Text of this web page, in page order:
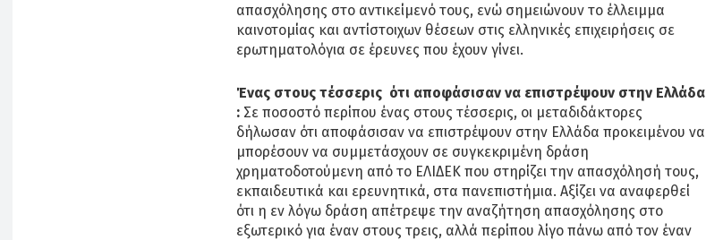
απασχόλησης στο αντικείμενό τους, ενώ σημειώνουν το έλλειμμα
καινοτομίας και αντίστοιχων θέσεων στις ελληνικές επιχειρήσεις σε
ερωτηματολόγια σε έρευνες που έχουν γίνει.
Ένας στους τέσσερις ότι αποφάσισαν να επιστρέψουν στην Ελλάδα
: Σε ποσοστό περίπου ένας στους τέσσερις, οι μεταδιδάκτορες
δήλωσαν ότι αποφάσισαν να επιστρέψουν στην Ελλάδα προκειμένου να
μπορέσουν να συμμετάσχουν σε συγκεκριμένη δράση
χρηματοδοτούμενη από το ΕΛΙΔΕΚ που στηρίζει την απασχόλησή τους,
εκπαιδευτικά και ερευνητικά, στα πανεπιστήμια. Αξίζει να αναφερθεί
ότι η εν λόγω δράση απέτρεψε την αναζήτηση απασχόλησης στο
εξωτερικό για έναν στους τρεις, αλλά περίπου λίγο πάνω από τον έναν